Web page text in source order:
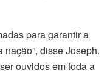
para garantir a
disse Joseph.
ouvidos em toda a